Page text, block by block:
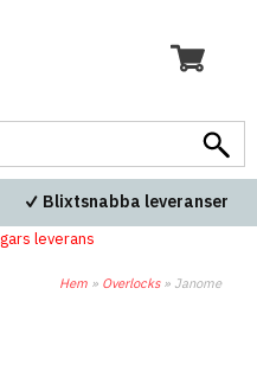
Blixtsnabba leveranser
leverans
Hem » Overlocks» Janome